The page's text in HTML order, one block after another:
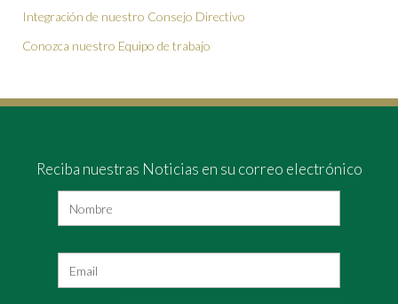
Integración de nuestro Consejo Directivo
Conozca nuestro Equipo de trabajo
Reciba nuestras Noticias en su correo electrónico